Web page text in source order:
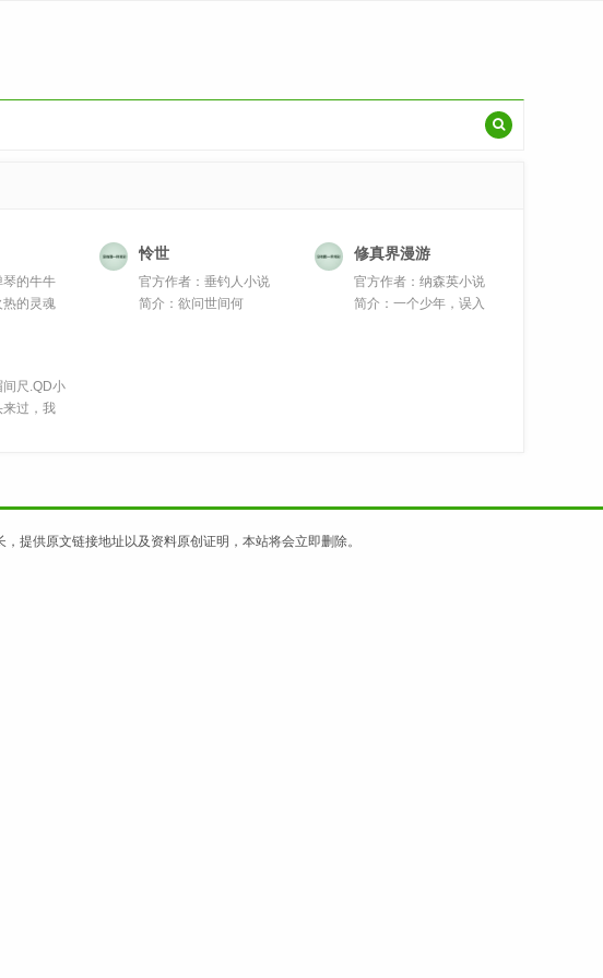
的牛牛
的灵魂
怜世
官方作者：垂钓人小说
简介：欲问世间何
修真界漫游
官方作者：纳森英小说
简介：一个少年，误入
尺.QD小
过，我
提供原文链接地址以及资料原创证明，本站将会立即删除。